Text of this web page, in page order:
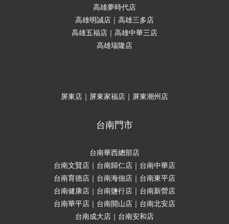
高雄夢時代店
高雄明誠店｜高雄三多店
高雄五福店｜高雄中華三店
高雄瑞隆店
屏東店｜屏東家福店｜屏東潮州店
台南門市
台南華西總部店
台南文賢店｜台南歸仁店｜台南中華店
台南育德店｜台南海佃店｜台南東平店
台南健康店｜台南鹽行店｜台南新營店
台南華平店｜台南開山店｜台南北安店
台南成大店｜台南安和店